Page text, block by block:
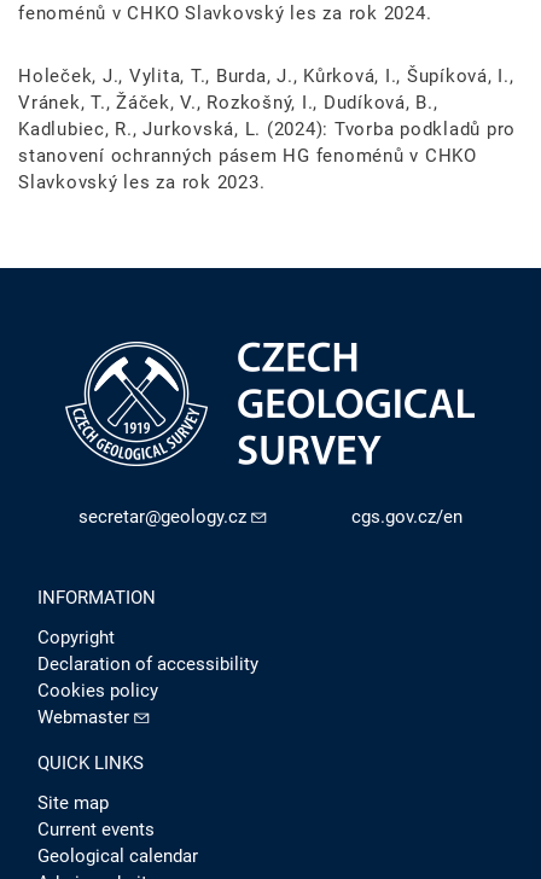
fenoménů v CHKO Slavkovský les za rok 2024.
Holeček, J., Vylita, T., Burda, J., Kůrková, I., Šupíková, I.,
Vránek, T., Žáček, V., Rozkošný, I., Dudíková, B.,
Kadlubiec, R., Jurkovská, L. (2024): Tvorba podkladů pro
stanovení ochranných pásem HG fenoménů v CHKO
Slavkovský les za rok 2023.
secretar@geology.cz cgs.gov.cz/en
INFORMATION
Copyright
Declaration of accessibility
Cookies policy
Webmaster
QUICK LINKS
Site map
Current events
Geological calendar